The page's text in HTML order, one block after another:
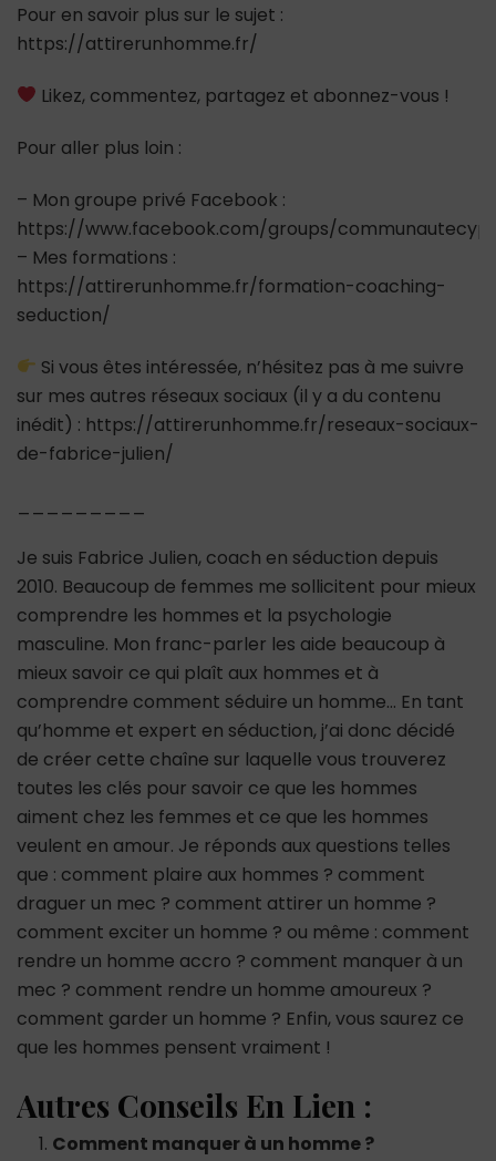
Pour en savoir plus sur le sujet :
https://attirerunhomme.fr/
Likez, commentez, partagez et abonnez-vous !
Pour aller plus loin :
– Mon groupe privé Facebook :
https://www.facebook.com/groups/
– Mes formations :
https://attirerunhomme.fr/formation-coaching-
seduction/
Si vous êtes intéressée, n’hésitez pas à me suivre
sur mes autres réseaux sociaux (il y a du contenu
inédit) : https://attirerunhomme.fr/reseaux-sociaux-
de-fabrice-julien/
Je suis Fabrice Julien, coach en séduction depuis
2010. Beaucoup de femmes me sollicitent pour mieux
comprendre les hommes et la psychologie
masculine. Mon franc-parler les aide beaucoup à
mieux savoir ce qui plaît aux hommes et à
comprendre comment séduire un homme… En tant
qu’homme et expert en séduction, j’ai donc décidé
de créer cette chaîne sur laquelle vous trouverez
toutes les clés pour savoir ce que les hommes
aiment chez les femmes et ce que les hommes
veulent en amour. Je réponds aux questions telles
que : comment plaire aux hommes ? comment
draguer un mec ? comment attirer un homme ?
comment exciter un homme ? ou même : comment
rendre un homme accro ? comment manquer à un
mec ? comment rendre un homme amoureux ?
comment garder un homme ? Enfin, vous saurez ce
que les hommes pensent vraiment !
Autres Conseils En Lien :
Comment manquer à un homme ?